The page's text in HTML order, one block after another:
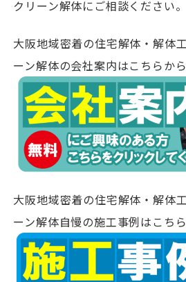
クリーン解体にご相談ください。
大阪地域密着の住宅解体・解体
ーン解体の会社案内はこちらから
大阪地域密着の住宅解体・解体
ーン解体自慢の施工事例はこち